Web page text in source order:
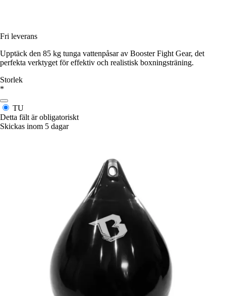
Fri leverans
Upptäck den 85 kg tunga vattenpåsar av Booster Fight Gear, det
perfekta verktyget för effektiv och realistisk boxningsträning.
Storlek
*
TU
Detta fält är obligatoriskt
Skickas inom 5 dagar